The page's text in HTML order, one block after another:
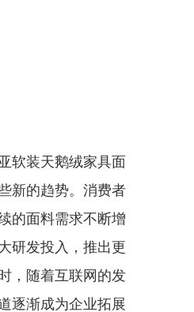
软装天鹅绒家具面
新的趋势。消费者
的面料需求不断增
研发投入，推出更
，随着互联网的发
逐渐成为企业拓展